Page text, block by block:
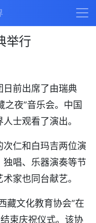
举行
日前出席了由瑞典
之夜”音乐会。中国
士观看了演出。
仁和白玛吉两位演
唱、乐器演奏等节
家也同台献艺。
藏文化教育协会”在
束庆祝仪式。该协